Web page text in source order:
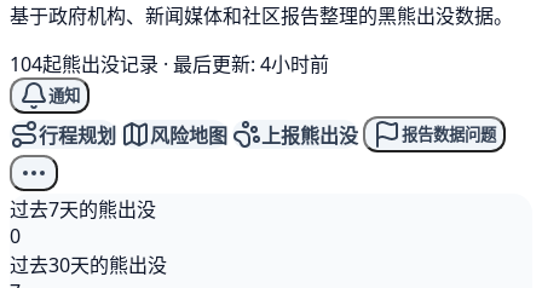
基于政府机构、新闻媒体和社区报告整理的黑熊出没数据。
104起熊出没记录 · 最后更新: 4小时前
通知
行程规划 风险地图 上报熊出没 报告数据问题
过去7天的熊出没
0
过去30天的熊出没